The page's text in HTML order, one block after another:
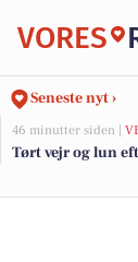
VORES
Seneste nyt ›
46 minutter siden |
Tørt vejr og lun